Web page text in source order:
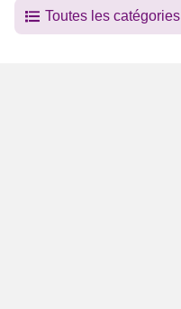
Toutes les catégories